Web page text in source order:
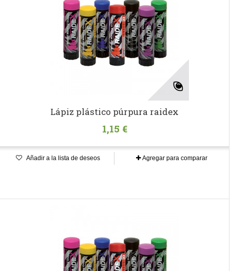
Lápiz plástico púrpura raidex
1,15 €
Añadir a la lista de deseos Agregar para comparar